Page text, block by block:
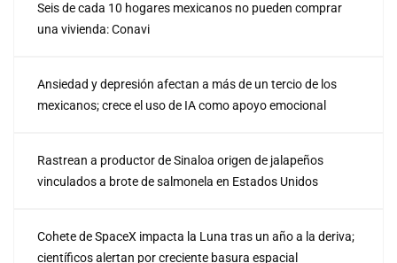
Seis de cada 10 hogares mexicanos no pueden comprar
una vivienda: Conavi
Ansiedad y depresión afectan a más de un tercio de los
mexicanos; crece el uso de IA como apoyo emocional
Rastrean a productor de Sinaloa origen de jalapeños
vinculados a brote de salmonela en Estados Unidos
Cohete de SpaceX impacta la Luna tras un año a la deriva;
científicos alertan por creciente basura espacial